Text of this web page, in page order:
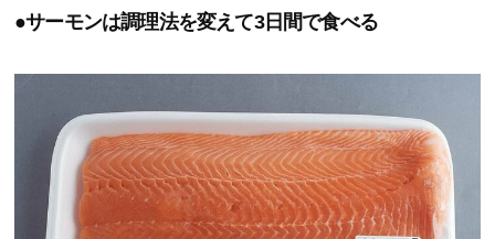
●サーモンは調理法を変えて3日間で食べる